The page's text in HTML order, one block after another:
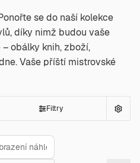
se do naší kolekce
díky nimž budou vaše
obálky knih, zboží,
Vaše příští mistrovské
Filtry